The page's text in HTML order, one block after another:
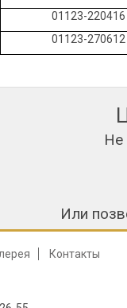
01123-220416
01123-270612
Не
Или
Контакты